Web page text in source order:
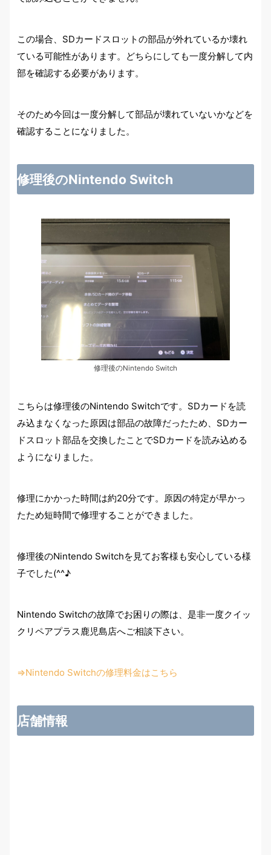
この場合、SDカードスロットの部品が外れているか壊れ
ている可能性があります。どちらにしても一度分解して内
部を確認する必要があります。
そのため今回は一度分解して部品が壊れていないかなどを
確認することになりました。
修理後のNintendo Switch
修理後のNintendo Switch
こちらは修理後のNintendo Switchです。SDカードを読
み込まなくなった原因は部品の故障だったため、SDカー
ドスロット部品を交換したことでSDカードを読み込める
ようになりました。
修理にかかった時間は約20分です。原因の特定が早かっ
たため短時間で修理することができました。
修理後のNintendo Switchを見てお客様も安心している様
子でした(^^♪
Nintendo Switchの故障でお困りの際は、是非一度クイッ
クリペアプラス鹿児島店へご相談下さい。
⇒Nintendo Switchの修理料金はこちら
店舗情報